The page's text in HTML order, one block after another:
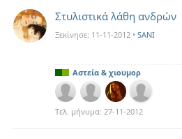
Στυλιστικά λάθη ανδρών
Ξεκίνησε: 11-11-2012 • SANI
Αστεία & χιουμορ
Τελ. μήνυμα: 27-11-2012